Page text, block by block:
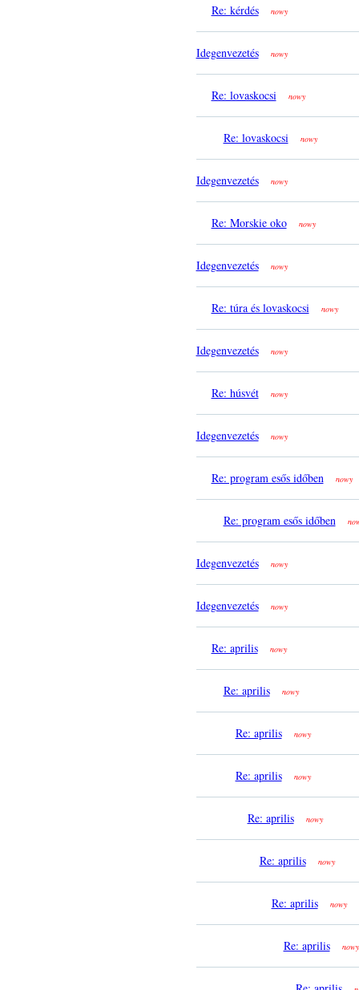
Re: kérdés nowy
Idegenvezetés nowy
Re: lovaskocsi nowy
Re: lovaskocsi nowy
Idegenvezetés nowy
Re: Morskie oko nowy
Idegenvezetés nowy
Re: túra és lovaskocsi nowy
Idegenvezetés nowy
Re: húsvét nowy
Idegenvezetés nowy
Re: program esős időben nowy
Re: program esős időben
Idegenvezetés nowy
Idegenvezetés nowy
Re: aprilis nowy
Re: aprilis nowy
Re: aprilis nowy
Re: aprilis nowy
Re: aprilis nowy
Re: aprilis nowy
Re: aprilis nowy
Re: aprilis nowy